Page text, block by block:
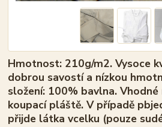
Hmotnost: 210g/m2. Vysoce
dobrou savostí a nízkou
složení: 100% bavlna. Vhodné
koupací pláště. V případě
přijde látka vcelku (pouze